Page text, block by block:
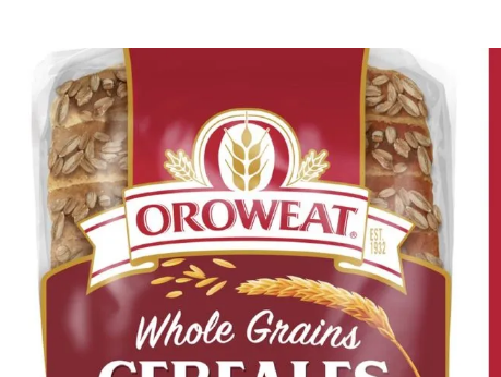
.
Cerveza
.
Juguetes
7.
Yerba
8.
Fideos
9.
Carne
10. Aceite